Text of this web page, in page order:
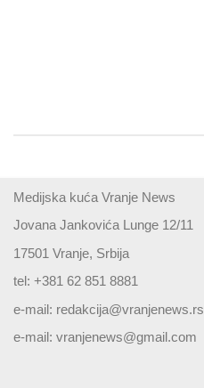
Medijska kuća Vranje News
Jovana Jankovića Lunge 12/11
17501 Vranje, Srbija
tel: +381 62 851 8881
e-mail: redakcija@vranjenews.rs
e-mail: vranjenews@gmail.com